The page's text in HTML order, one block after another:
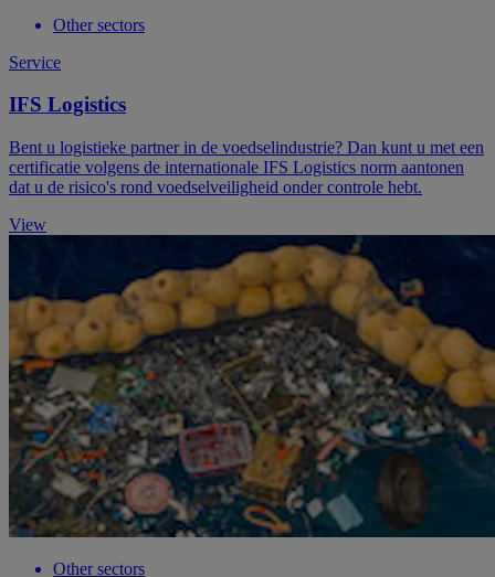
Other sectors
Service
IFS Logistics
Bent u logistieke partner in de voedselindustrie? Dan kunt u met een
certificatie volgens de internationale IFS Logistics norm aantonen
dat u de risico's rond voedselveiligheid onder controle hebt.
View
Other sectors